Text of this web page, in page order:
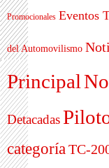
Promocionales Eventos
del Automovilismo
Principal
Detacadas
categoríaTC-